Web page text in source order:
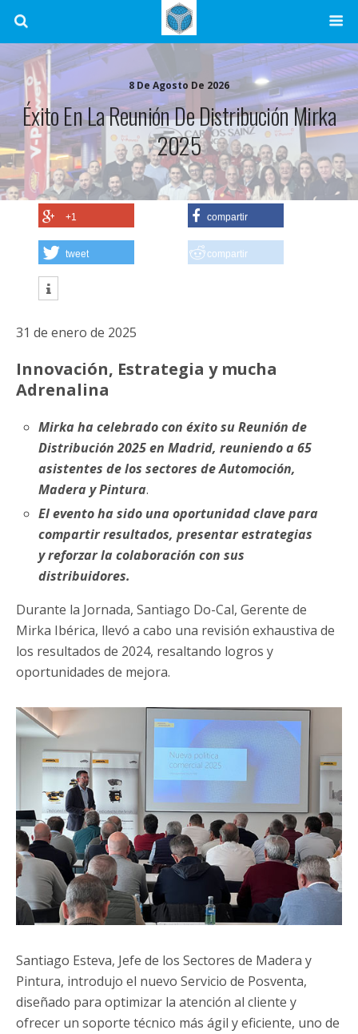
8 De Agosto De 2026
Éxito En La Reunión De Distribución Mirka
2025
+1 compartir
tweet compartir
31 de enero de 2025
Innovación, Estrategia y mucha
Adrenalina
Mirka ha celebrado con éxito su Reunión de
Distribución 2025 en Madrid, reuniendo a 65
asistentes de los sectores de Automoción,
Madera y Pintura.
El evento ha sido una oportunidad clave para
compartir resultados, presentar estrategias
y reforzar la colaboración con sus
distribuidores.
Durante la Jornada, Santiago Do-Cal, Gerente de
Mirka Ibérica, llevó a cabo una revisión exhaustiva de
los resultados de 2024, resaltando logros y
oportunidades de mejora.
Santiago Esteva, Jefe de los Sectores de Madera y
Pintura, introdujo el nuevo Servicio de Posventa,
diseñado para optimizar la atención al cliente y
ofrecer un soporte técnico más ágil y eficiente, uno de